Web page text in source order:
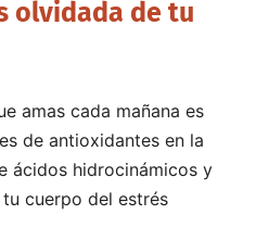
olvidada de tu
amas cada mañana es
de antioxidantes en la
ácidos hidrocinámicos y
cuerpo del estrés